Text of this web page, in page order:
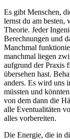
Es gibt Menschen,
lernst du am besten,
Theorie. Jeder
Berechnungen und
Manchmal
manchmal liegen
aufgrund der Praxis
übersehen hast.
anders. Es wird uns
müssten und
von dem dann die
alle Eventualitäten
alles vorbereiten.
Die Energie, die in